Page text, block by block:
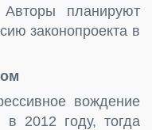
планируют
законопроекта в
вождение
2012 году, тогда